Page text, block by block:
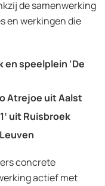
de samenwerking
en werkingen die
speelplein ‘De
Atrejoe uit Aalst
uit Ruisbroek
concrete
actief met